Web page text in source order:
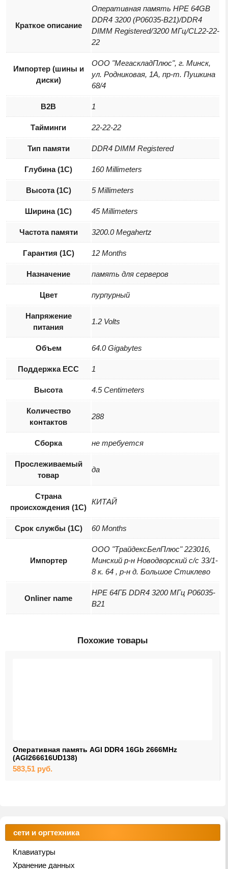
Краткое описание
Оперативная память HPE 64GB
DDR4 3200 (P06035-B21)/DDR4
DIMM Registered/3200 МГц/CL22-22-
22
Импортер (шины и
диски)
ООО "МегаскладПлюс", г. Минск,
ул. Родниковая, 1А, пр-т. Пушкина
68/4
B2B 1
Тайминги 22-22-22
Тип памяти DDR4 DIMM Registered
Глубина (1С) 160 Millimeters
Высота (1С) 5 Millimeters
Ширина (1С) 45 Millimeters
Частота памяти 3200.0 Megahertz
Гарантия (1С) 12 Months
Назначение память для серверов
Цвет пурпурный
Напряжение
питания
1.2 Volts
Объем 64.0 Gigabytes
Поддержка ECC 1
Высота 4.5 Centimeters
Количество
контактов
288
Сборка не требуется
Прослеживаемый
товар
да
Страна
происхождения (1С)
КИТАЙ
Срок службы (1С) 60 Months
Импортер
ООО "ТрайдексБелПлюс" 223016,
Минский р-н Новодворский с/с 33/1-
8 к. 64 , р-н д. Большое Стиклево
Onliner name
HPE 64ГБ DDR4 3200 МГц P06035-
B21
Похожие товары
Оперативная память AGI DDR4 16Gb 2666MHz
(AGI266616UD138)
583,51 руб.
сети и оргтехника
Клавиатуры
Хранение данных